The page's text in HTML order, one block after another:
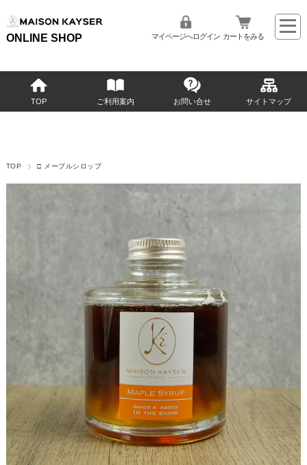
ONLINE SHOP マイページへログイン カートをみる
TOP ご利用案内 お問い合せ サイトマップ
TOP □ メープルシロップ